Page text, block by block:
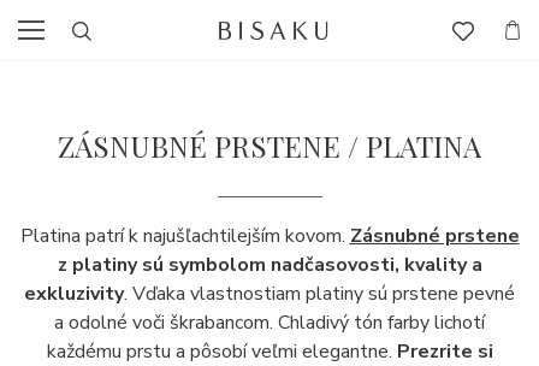
ZÁSNUBNÉ PRSTENE / PLATINA
Platina patrí k najušľachtilejším kovom. Zásnubné prstene
z platiny sú symbolom nadčasovosti, kvality a
exkluzivity. Vďaka vlastnostiam platiny sú prstene pevné
a odolné voči škrabancom. Chladivý tón farby lichotí
každému prstu a pôsobí veľmi elegantne. Prezrite si